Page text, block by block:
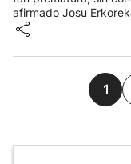
afirmado Josu
1